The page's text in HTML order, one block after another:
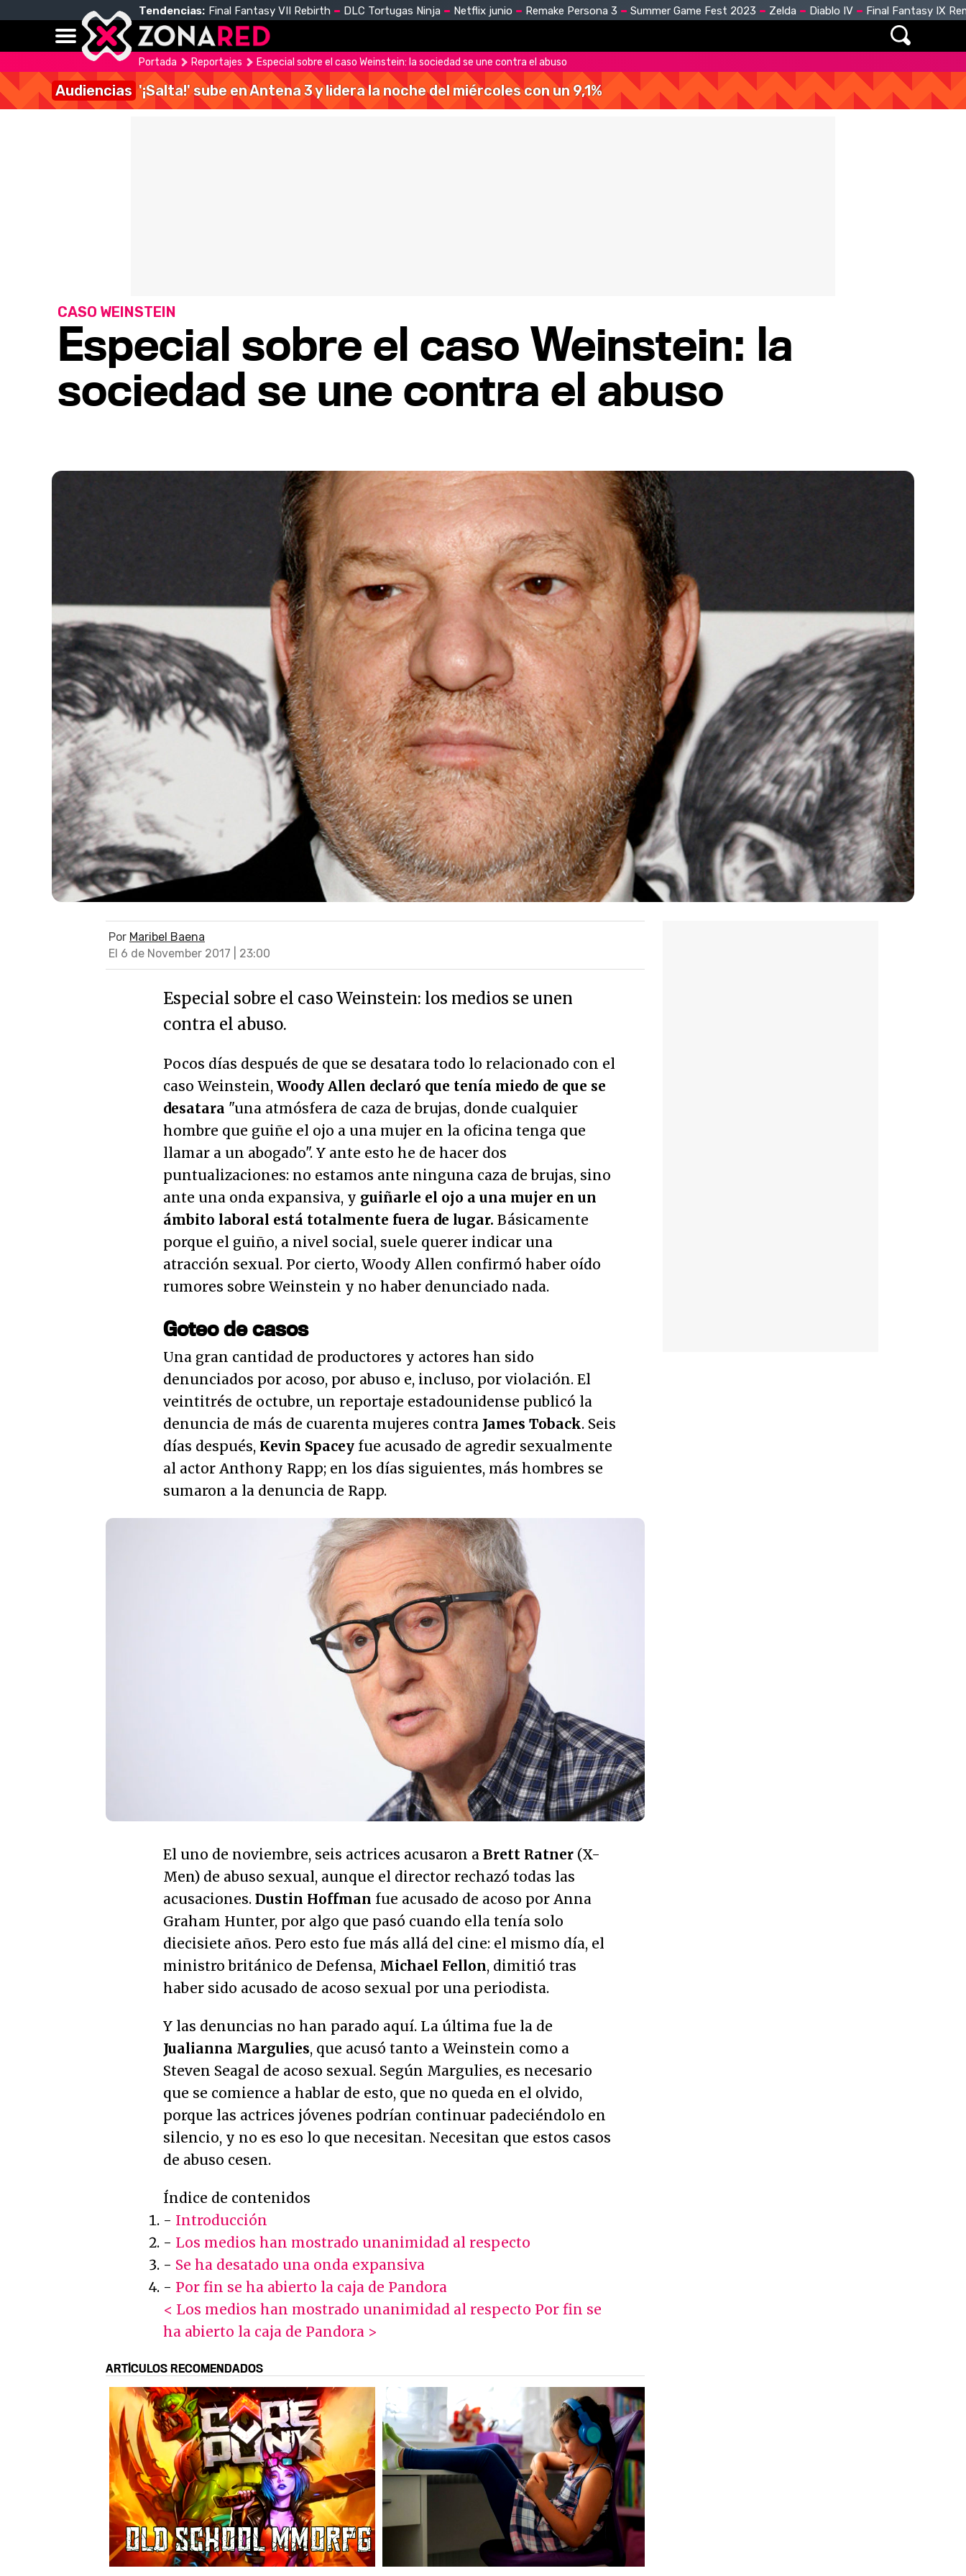
Tendencias: Final Fantasy VII Rebirth DLC Tortugas Ninja Netflix junio Remake Persona 3 Summer Game Fest 2023 Zelda Diablo IV Final Fantasy IX
Portada Reportajes Especial sobre el caso Weinstein: la sociedad se une contra el abuso
Audiencias '¡Salta!' sube en Antena 3 y lidera la noche del miércoles con un 9,1%
Especial sobre el caso Weinstein: la
sociedad se une contra el abuso
CASO WEINSTEIN
Por Maribel Baena
El 6 de November 2017 | 23:00
Especial sobre el caso Weinstein: los medios se unen
contra el abuso.
Pocos días después de que se desatara todo lo relacionado con el
caso Weinstein, Woody Allen declaró que tenía miedo de que se
desatara "una atmósfera de caza de brujas, donde cualquier
hombre que guiñe el ojo a una mujer en la oficina tenga que
llamar a un abogado". Y ante esto he de hacer dos
puntualizaciones: no estamos ante ninguna caza de brujas, sino
ante una onda expansiva, y guiñarle el ojo a una mujer en un
ámbito laboral está totalmente fuera de lugar. Básicamente
porque el guiño, a nivel social, suele querer indicar una
atracción sexual. Por cierto, Woody Allen confirmó haber oído
rumores sobre Weinstein y no haber denunciado nada.
Goteo de casos
Una gran cantidad de productores y actores han sido
denunciados por acoso, por abuso e, incluso, por violación. El
veintitrés de octubre, un reportaje estadounidense publicó la
denuncia de más de cuarenta mujeres contra James Toback. Seis
días después, Kevin Spacey fue acusado de agredir sexualmente
al actor Anthony Rapp; en los días siguientes, más hombres se
sumaron a la denuncia de Rapp.
El uno de noviembre, seis actrices acusaron a Brett Ratner (X-
Men) de abuso sexual, aunque el director rechazó todas las
acusaciones. Dustin Hoffman fue acusado de acoso por Anna
Graham Hunter, por algo que pasó cuando ella tenía solo
diecisiete años. Pero esto fue más allá del cine: el mismo día, el
ministro británico de Defensa, Michael Fellon, dimitió tras
haber sido acusado de acoso sexual por una periodista.
Y las denuncias no han parado aquí. La última fue la de
Jualianna Margulies, que acusó tanto a Weinstein como a
Steven Seagal de acoso sexual. Según Margulies, es necesario
que se comience a hablar de esto, que no queda en el olvido,
porque las actrices jóvenes podrían continuar padeciéndolo en
silencio, y no es eso lo que necesitan. Necesitan que estos casos
de abuso cesen.
Índice de contenidos
- Introducción
- Los medios han mostrado unanimidad al respecto
- Se ha desatado una onda expansiva
- Por fin se ha abierto la caja de Pandora
< Los medios han mostrado unanimidad al respecto Por fin se
ha abierto la caja de Pandora >
ARTÍCULOS RECOMENDADOS